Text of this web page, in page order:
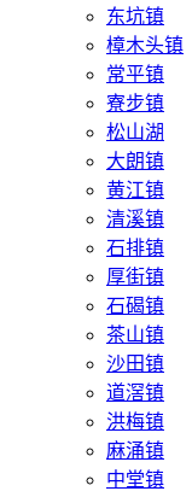
东坑镇
樟木头镇
常平镇
寮步镇
松山湖
大朗镇
黄江镇
清溪镇
石排镇
厚街镇
石碣镇
茶山镇
沙田镇
道滘镇
洪梅镇
麻涌镇
中堂镇